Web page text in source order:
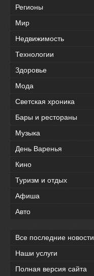
Регионы
Мир
Недвижимость
Технологии
Здоровье
Мода
Светская хроника
Бары и рестораны
Музыка
День Варенья
Кино
Туризм и отдых
Афиша
Авто
Все последние новости
Наши услуги
Полная версия сайта